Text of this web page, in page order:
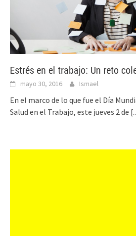
Estrés en el trabajo: Un reto
mayo 30, 2016 Ismael
En el marco de lo que fue el Día
Salud en el Trabajo, este jueves 2 de